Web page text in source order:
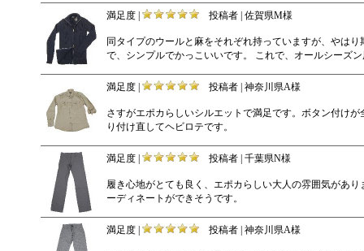
満足度 | 投稿者 | 佐賀県M様
同タイプのウールと麻をそれぞれ持っていますが、やは
で、シンプルでかっこいいです。 これで、オールシーズ
満足度 | 投稿者 | 神奈川県A様
さすがエポカらしいシルエットで満足です。ボタン付け
り付け直してヘビロテです。
満足度 | 投稿者 | 千葉県N様
履き心地がとても良く、エポカらしい大人の雰囲気があ
ーディネートができそうです。
満足度 | 投稿者 | 神奈川県A様